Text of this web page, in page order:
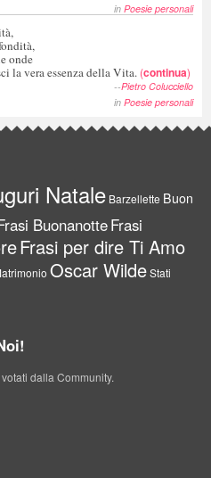
in Poesie personali
onde
la vera essenza della Vita. (continua)
--Pietro Colucciello
in Poesie personali
Natale Barzellette Buon
BuonanotteFrasi
Frasi per dire Ti Amo
Oscar WildeStati
dalla Community.